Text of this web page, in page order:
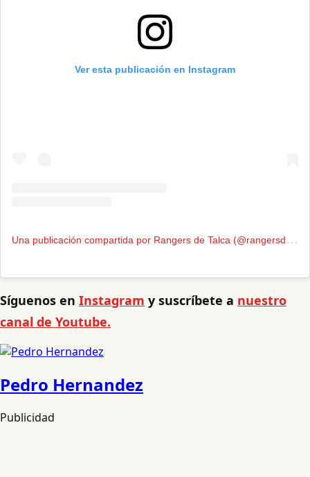
Ver esta publicación en Instagram
U
na publicación compartida por Rangers de Talca (@rangersdetalca.cl)
Síguenos en Instagram y suscríbete a nuestro
canal de Youtube.
Pedro Hernandez
Publicidad